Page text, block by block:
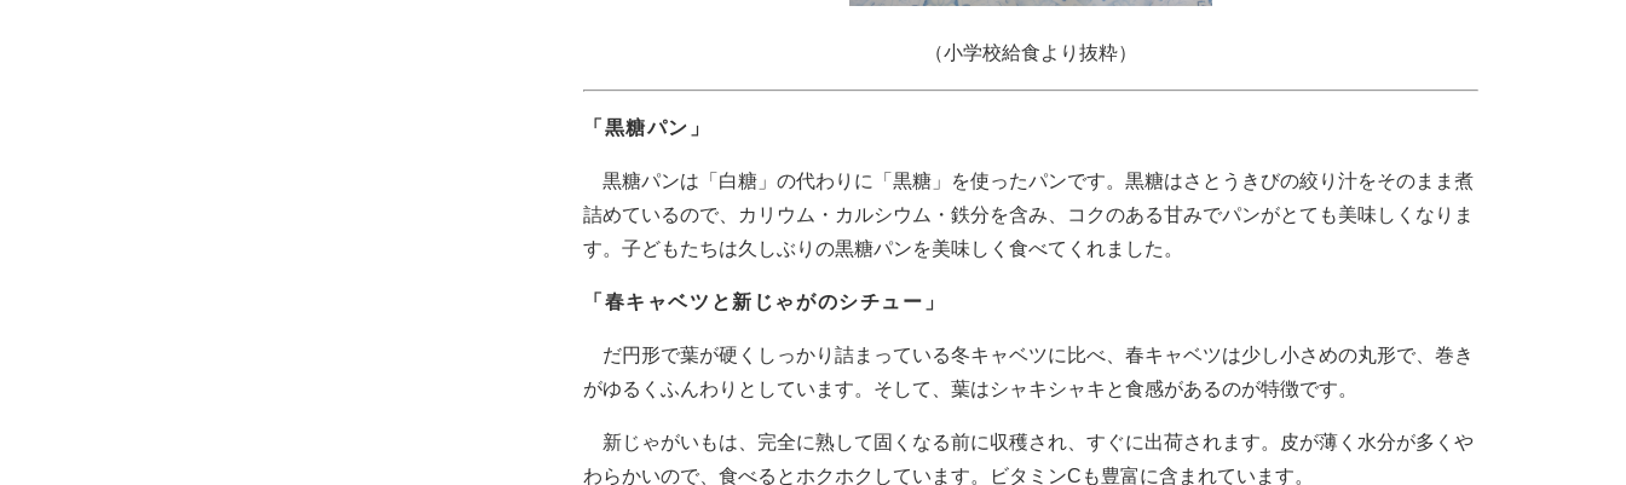
（小学校給食より抜粋）
「黒糖パン」
黒糖パンは「白糖」の代わりに「黒糖」を使ったパンです。黒糖はさとうきびの絞り汁をそのまま煮
詰めているので、カリウム・カルシウム・鉄分を含み、コクのある甘みでパンがとても美味しくなりま
す。子どもたちは久しぶりの黒糖パンを美味しく食べてくれました。
「春キャベツと新じゃがのシチュー」
だ円形で葉が硬くしっかり詰まっている冬キャベツに比べ、春キャベツは少し小さめの丸形で、巻き
がゆるくふんわりとしています。そして、葉はシャキシャキと食感があるのが特徴です。
新じゃがいもは、完全に熟して固くなる前に収穫され、すぐに出荷されます。皮が薄く水分が多くや
わらかいので、食べるとホクホクしています。ビタミンCも豊富に含まれています。